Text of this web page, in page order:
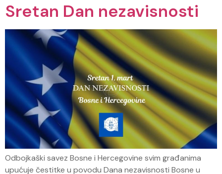
Sretan Dan nezavisnosti
Odbojkaški savez Bosne i Hercegovine svim građanima
upućuje čestitke u povodu Dana nezavisnosti Bosne u